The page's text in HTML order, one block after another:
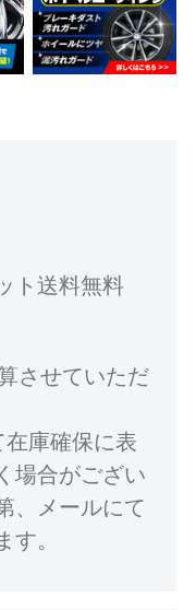
ト送料無料
させていただ
庫確保に表
場合がござい
、メールにて
す。